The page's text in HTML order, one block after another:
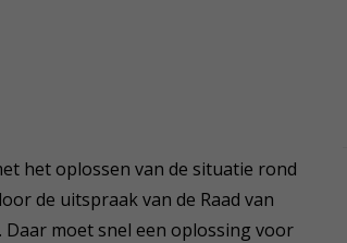
het oplossen van de situatie rond
de uitspraak van de Raad van
moet snel een oplossing voor